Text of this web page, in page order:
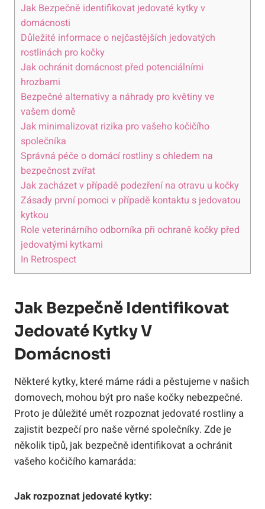
Jak Bezpečně identifikovat jedovaté kytky v
domácnosti
Důležité informace o nejčastějších jedovatých
rostlinách pro kočky
Jak ochránit domácnost před potenciálními
hrozbami
Bezpečné alternativy a náhrady pro květiny ve
vašem domě
Jak minimalizovat rizika pro vašeho kočičího
společníka
Správná péče o domácí rostliny s ohledem na
bezpečnost zvířat
Jak zacházet v případě podezření na otravu u kočky
Zásady první pomoci v případě kontaktu s jedovatou
kytkou
Role veterinárního odborníka při ochraně kočky před
jedovatými kytkami
In Retrospect
Jak Bezpečně Identifikovat
Jedovaté Kytky V
Domácnosti
Některé kytky, které máme rádi a pěstujeme v našich
domovech, mohou být pro naše kočky nebezpečné.
Proto je důležité umět rozpoznat jedovaté rostliny a
zajistit bezpečí pro naše věrné společníky. Zde je
několik tipů, jak bezpečně identifikovat a ochránit
vašeho kočičího kamaráda:
Jak rozpoznat jedovaté kytky: